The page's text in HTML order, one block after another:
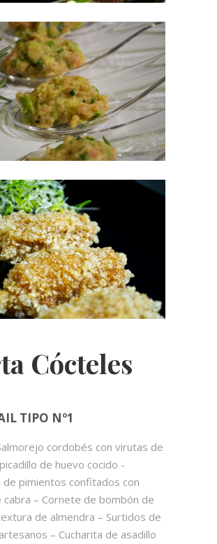
Cócteles
TIPO Nº1
cordobés con virutas de
de huevo cocido -
pimientos confitados con
cabra – Cornete de bombón de
de almendra – Surtidos de
– Cucharita de asadillo